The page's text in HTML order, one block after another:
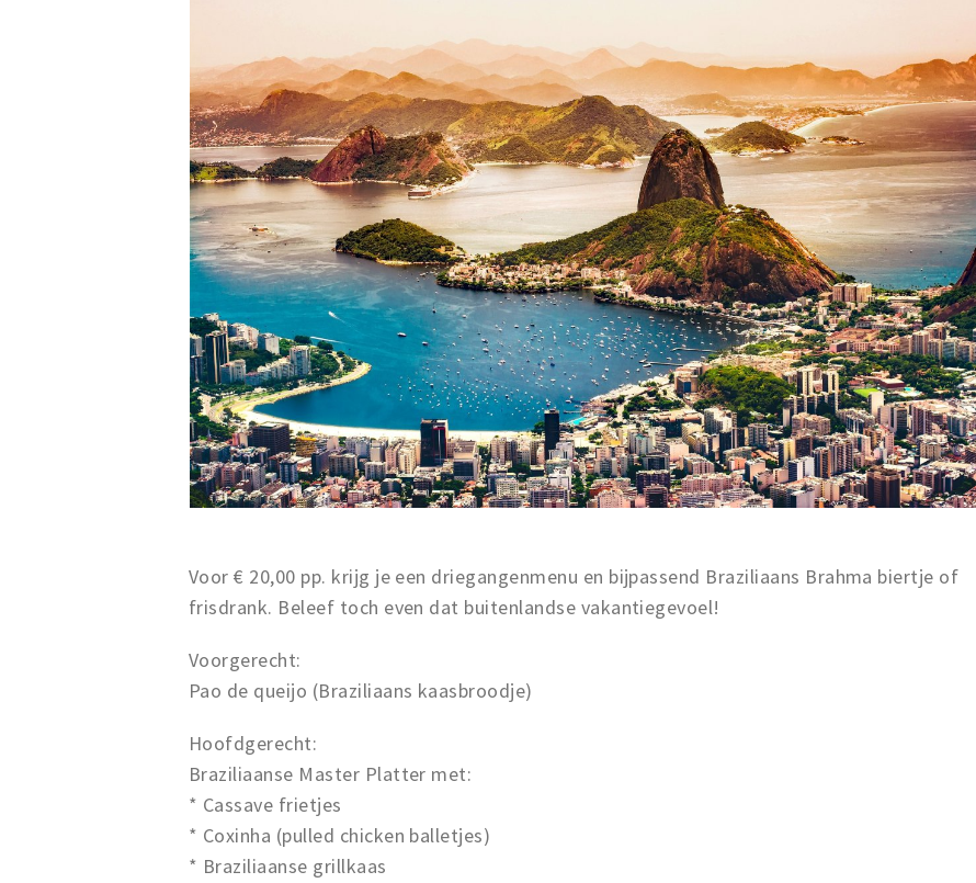
Voor € 20,00 pp. krijg je een driegangenmenu en bijpassend Braziliaans Brahma biertje of
frisdrank. Beleef toch even dat buitenlandse vakantiegevoel!
Voorgerecht:
Pao de queijo (Braziliaans kaasbroodje)
Hoofdgerecht:
Braziliaanse Master Platter met:
* Cassave frietjes
* Coxinha (pulled chicken balletjes)
* Braziliaanse grillkaas